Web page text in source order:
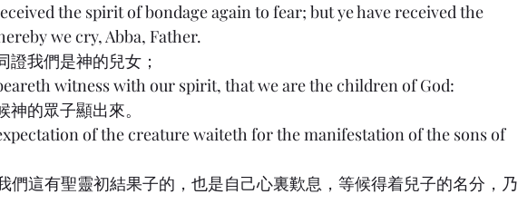
the spirit of bondage again to fear; but ye have received the
we cry, Abba, Father.
證我們是神的兒女；
witness with our spirit, that we are the children of God:
神的眾子顯出來。
of the creature waiteth for the manifestation of the sons of
們這有聖靈初結果子的，也是自己心裏歎息，等候得着兒子的名分，乃